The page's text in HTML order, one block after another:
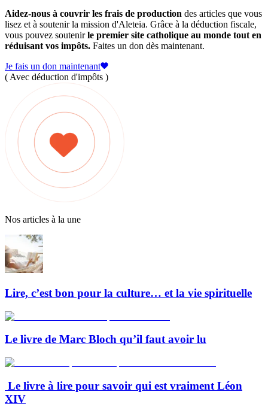
Aidez-nous à couvrir les frais de production des articles que vous
lisez et à soutenir la mission d'Aleteia. Grâce à la déduction fiscale,
vous pouvez soutenirle premier site catholique au monde tout en
réduisant vos impôts. Faites un don dès maintenant.
Je fais un don maintenant
( Avec déduction d'impôts )
Nos articles à la une
Lire, c’est bon pour la culture… et la vie spirituelle
Le livre de Marc Bloch qu’il faut avoir lu
Le livre à lire pour savoir qui est vraiment Léon
XIV